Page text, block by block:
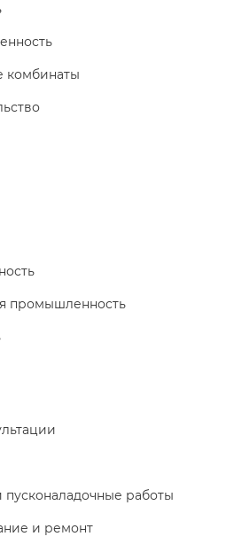
комбинаты
промышленность
работы
и ремонт